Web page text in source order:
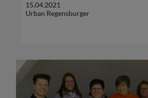
15.04.2021
Urban Regensburger